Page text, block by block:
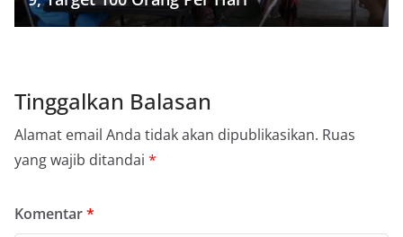
Tinggalkan Balasan
Alamat email Anda tidak akan dipublikasikan. Ruas
yang wajib ditandai *
Komentar*